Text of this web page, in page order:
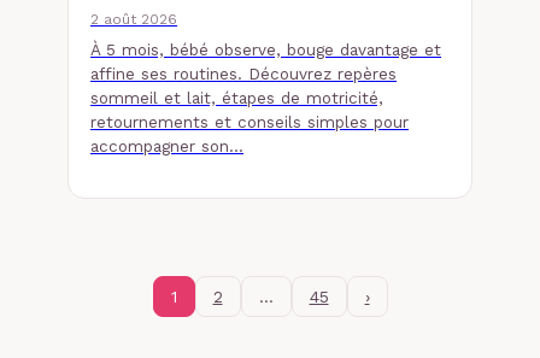
2 août 2026
À 5 mois, bébé observe, bouge davantage et
affine ses routines. Découvrez repères
sommeil et lait, étapes de motricité,
retournements et conseils simples pour
accompagner son…
1 2 … 45 ›